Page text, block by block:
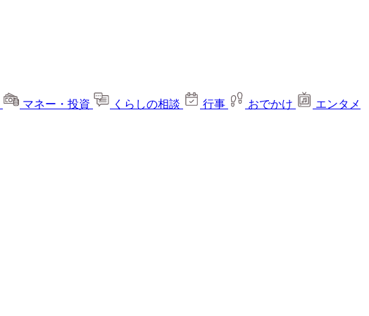
マネー・投資 くらしの相談 行事 おでかけ
エンタメ